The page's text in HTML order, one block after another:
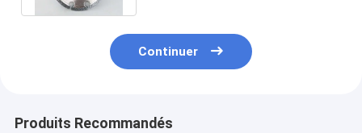
Continuer
Produits Recommandés